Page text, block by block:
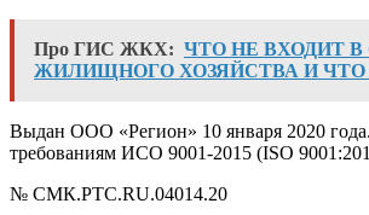
Про ГИС ЖКХ: ЧТО НЕ ВХОДИТ
ЖИЛИЩНОГО ХОЗЯЙСТВА И
Выдан ООО «Регион» 10 января 2020
требованиям ИСО 9001-2015 (ISO
№ СМК.РТС.RU.04014.20